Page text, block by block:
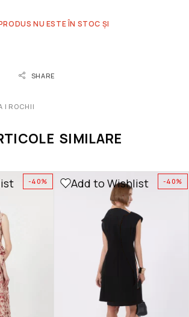
NU ESTE ÎN STOC ȘI
SHARE
| ROCHII
SIMILARE
-40% -40%
Add to Wishlist